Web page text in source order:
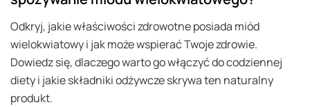
Odkryj, jakie właściwości zdrowotne posiada miód
wielokwiatowy i jak może wspierać Twoje zdrowie.
Dowiedz się, dlaczego warto go włączyć do codziennej
diety i jakie składniki odżywcze skrywa ten naturalny
produkt.